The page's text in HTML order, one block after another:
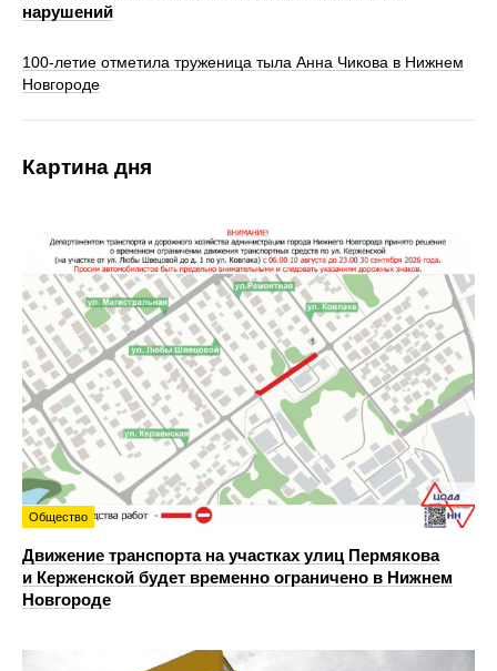
нарушений
100‑летие отметила труженица тыла Анна Чикова в Нижнем
Новгороде
Картина дня
Общество
Движение транспорта на участках улиц Пермякова
и Керженской будет временно ограничено в Нижнем
Новгороде